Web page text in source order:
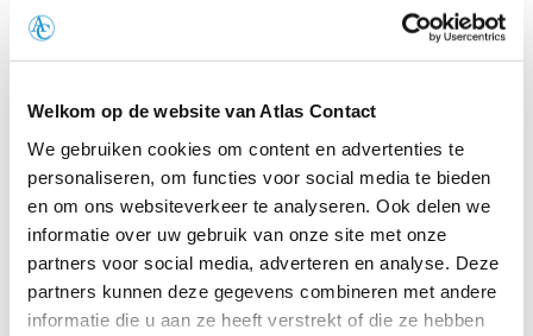
Welkom op de website van Atlas Contact
We gebruiken cookies om content en advertenties te
personaliseren, om functies voor social media te bieden
en om ons websiteverkeer te analyseren. Ook delen we
informatie over uw gebruik van onze site met onze
partners voor social media, adverteren en analyse. Deze
partners kunnen deze gegevens combineren met andere
informatie die u aan ze heeft verstrekt of die ze hebben
Contemporary
. In 2021 verscheen haar
nieuwste boek,
bij Atlas
ALLES HARDBACKS / PAPERBACKS
E-BOOKS
LUISTERBOEKEN
Helaas, zijn er geen boeken gevonden voor deze bindingswijze.